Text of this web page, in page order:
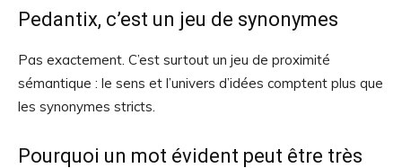
Pedantix, c’est un jeu de synonymes
Pas exactement. C’est surtout un jeu de proximité
sémantique : le sens et l’univers d’idées comptent plus que
les synonymes stricts.
Pourquoi un mot évident peut être très